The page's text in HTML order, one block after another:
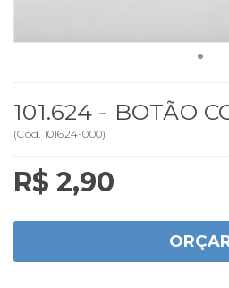
101.624 - BOTÃO
(Cód. 101624-000)
R$ 2,90